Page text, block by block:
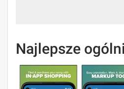
Najlepsze